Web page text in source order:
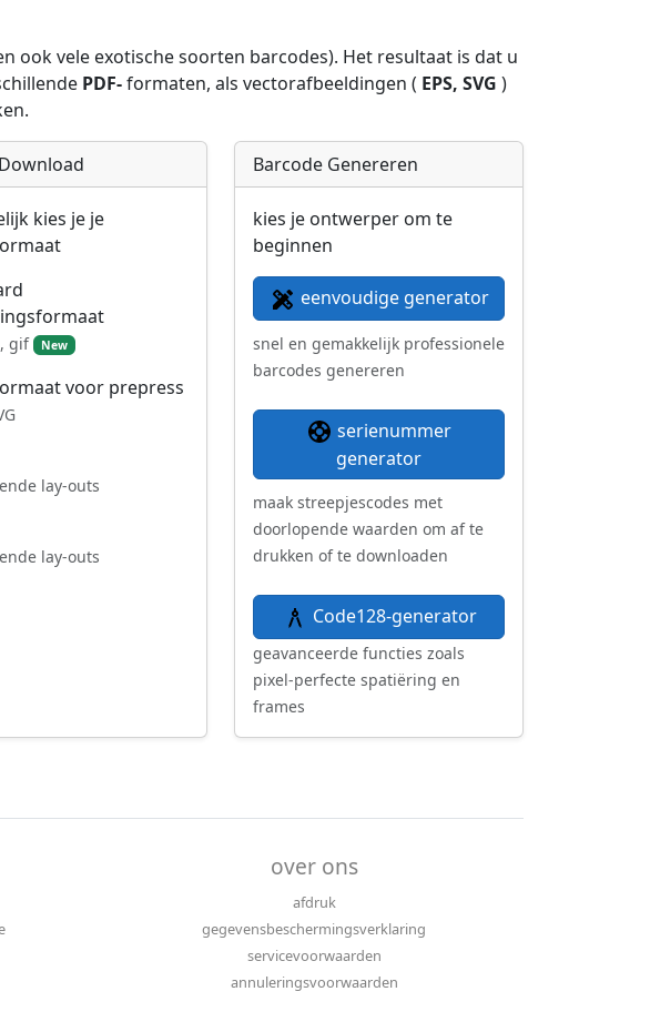
ook vele exotische soorten barcodes). Het resultaat is dat u
PDF-formaten, als vectorafbeeldingen ( EPS, SVG )
kies je je
gif New
voor prepress
lay-outs
lay-outs
Barcode Genereren
kies je ontwerper om te
beginnen
eenvoudige generator
snel en gemakkelijk professionele
barcodes genereren
serienummer
generator
maak streepjescodes met
doorlopende waarden om af te
drukken of te downloaden
Code128-generator
geavanceerde functies zoals
pixel-perfecte spatiëring en
frames
over ons
afdruk
gegevensbeschermingsverklaring
servicevoorwaarden
annuleringsvoorwaarden